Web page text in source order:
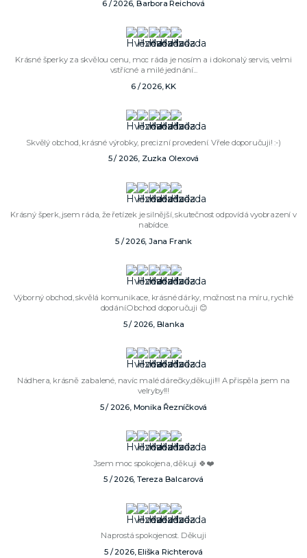
6 / 2026, Barbora Reichová
Krásné šperky za skvělou cenu, moc ráda je nosím a i dokonalý servis, velmi
vstřícné a milé jednání...
6 / 2026, KK
Skvělý obchod, krásné výrobky, precizní provedení. Vřele doporučuji! :-)
5 / 2026, Zuzka Olexová
Krásný šperk, jsem ráda, že řetízek je silnější, skutečnost odpovídá vyobrazení v
nabídce.
5 / 2026, Jana Frank
Výborný obchod, skvělá komunikace, krásné dárky, možnost na míru, rychlé
dodání.Obchod doporučuji 😊
5 / 2026, Blanka
Nádhera, krásně zabalené, navíc malé dárečky,děkuji!!! A přispěla jsem na
velryby!!!
5 / 2026, Monika Řezníčková
Jsem moc spokojena, děkuji 🍀❤️
5 / 2026, Tereza Balcarová
Naprostá spokojenost. Děkuji
5 / 2026, Eliška Richterová